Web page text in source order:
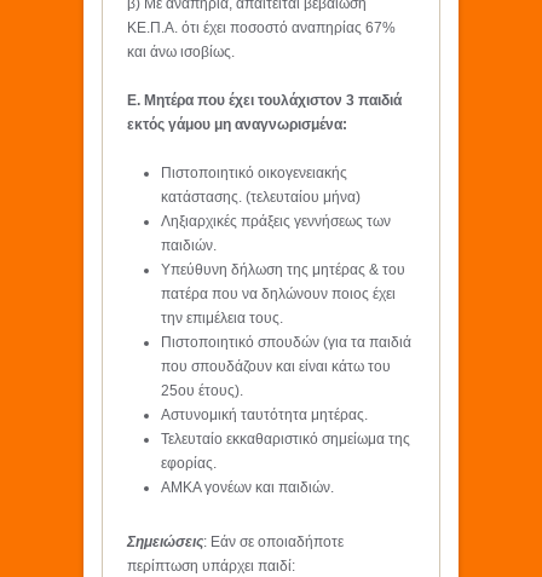
β) Με αναπηρία, απαιτείται βεβαίωση
ΚΕ.Π.Α. ότι έχει ποσοστό αναπηρίας 67%
και άνω ισοβίως.
Ε. Μητέρα που έχει τουλάχιστον 3 παιδιά
εκτός γάμου μη αναγνωρισμένα:
Πιστοποιητικό οικογενειακής
κατάστασης. (τελευταίου μήνα)
Ληξιαρχικές πράξεις γεννήσεως των
παιδιών.
Υπεύθυνη δήλωση της μητέρας & του
πατέρα που να δηλώνουν ποιος έχει
την επιμέλεια τους.
Πιστοποιητικό σπουδών (για τα παιδιά
που σπουδάζουν και είναι κάτω του
25ου έτους).
Αστυνομική ταυτότητα μητέρας.
Τελευταίο εκκαθαριστικό σημείωμα της
εφορίας.
ΑΜΚΑ γονέων και παιδιών.
Σημειώσεις: Εάν σε οποιαδήποτε
περίπτωση υπάρχει παιδί: